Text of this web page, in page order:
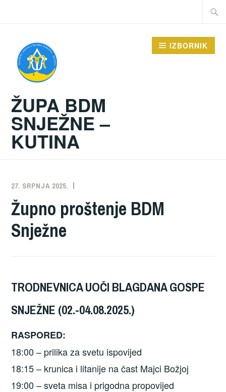
Traži:
ŽUPA BDM
SNJEŽNE –
KUTINA
IZBORNIK
27. SRPNJA 2025.
Župno proštenje BDM
Snježne
TRODNEVNICA UOČI BLAGDANA GOSPE
SNJEŽNE (02.-04.08.2025.)
RASPORED:
18:00 – prilika za svetu ispovijed
18:15 – krunica i litanije na čast Majci Božjoj
19:00 – sveta misa i prigodna propovijed